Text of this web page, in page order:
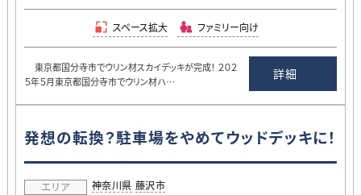
スペース拡大 ファミリー向け
東京都国分寺市でウリン材スカイデッキが完成！ ２０２
５年５月東京都国分寺市でウリン材ハ…
詳細
発想の転換？駐車場をやめてウッドデッキに！
エリア 神奈川県 藤沢市